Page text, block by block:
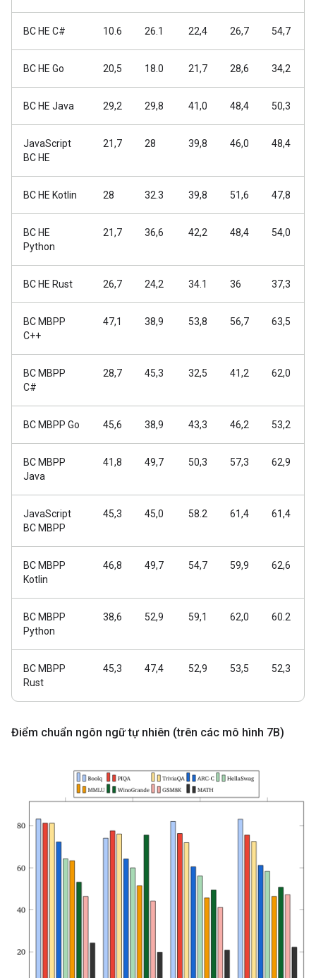
BC HE C# 10.6 26.1 22,4 26,7 54,7
BC HE Go 20,5 18.0 21,7 28,6 34,2
BC HE Java 29,2 29,8 41,0 48,4 50,3
JavaScript
BC HE
21,7 28 39,8 46,0 48,4
BC HE Kotlin 28 32.3 39,8 51,6 47,8
BC HE
Python
21,7 36,6 42,2 48,4 54,0
BC HE Rust 26,7 24,2 34.1 36 37,3
BC MBPP
C++
47,1 38,9 53,8 56,7 63,5
BC MBPP
C#
28,7 45,3 32,5 41,2 62,0
BC MBPP Go 45,6 38,9 43,3 46,2 53,2
BC MBPP
Java
41,8 49,7 50,3 57,3 62,9
JavaScript
BC MBPP
45,3 45,0 58.2 61,4 61,4
BC MBPP
Kotlin
46,8 49,7 54,7 59,9 62,6
BC MBPP
Python
38,6 52,9 59,1 62,0 60.2
BC MBPP
Rust
45,3 47,4 52,9 53,5 52,3
Điểm chuẩn ngôn ngữ tự nhiên (trên các mô hình 7B)